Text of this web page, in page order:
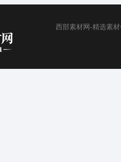
西部素材网-精选素